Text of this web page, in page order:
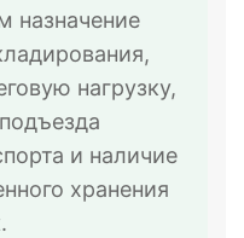
назначение
нагрузку,
и наличие
хранения